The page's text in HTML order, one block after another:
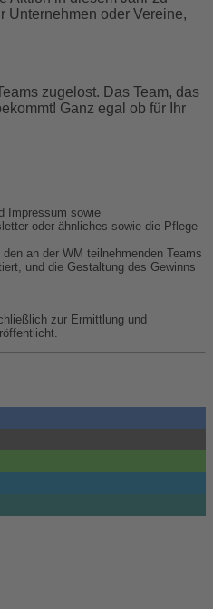
Unternehmen oder Vereine,
zugelost. Das Team, das
Ganz egal ob für Ihr
Impressum sowie
oder ähnliches sowie die Pflege
an der WM teilnehmenden Teams
und die Gestaltung des Gewinns
zur Ermittlung und